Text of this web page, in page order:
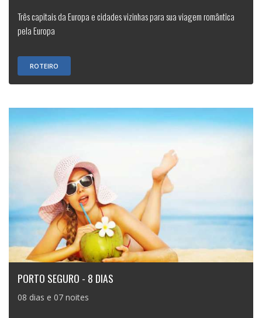
Três capitais da Europa e cidades vizinhas para sua viagem romântica
pela Europa
ROTEIRO
PORTO SEGURO - 8 DIAS
08 dias e 07 noites